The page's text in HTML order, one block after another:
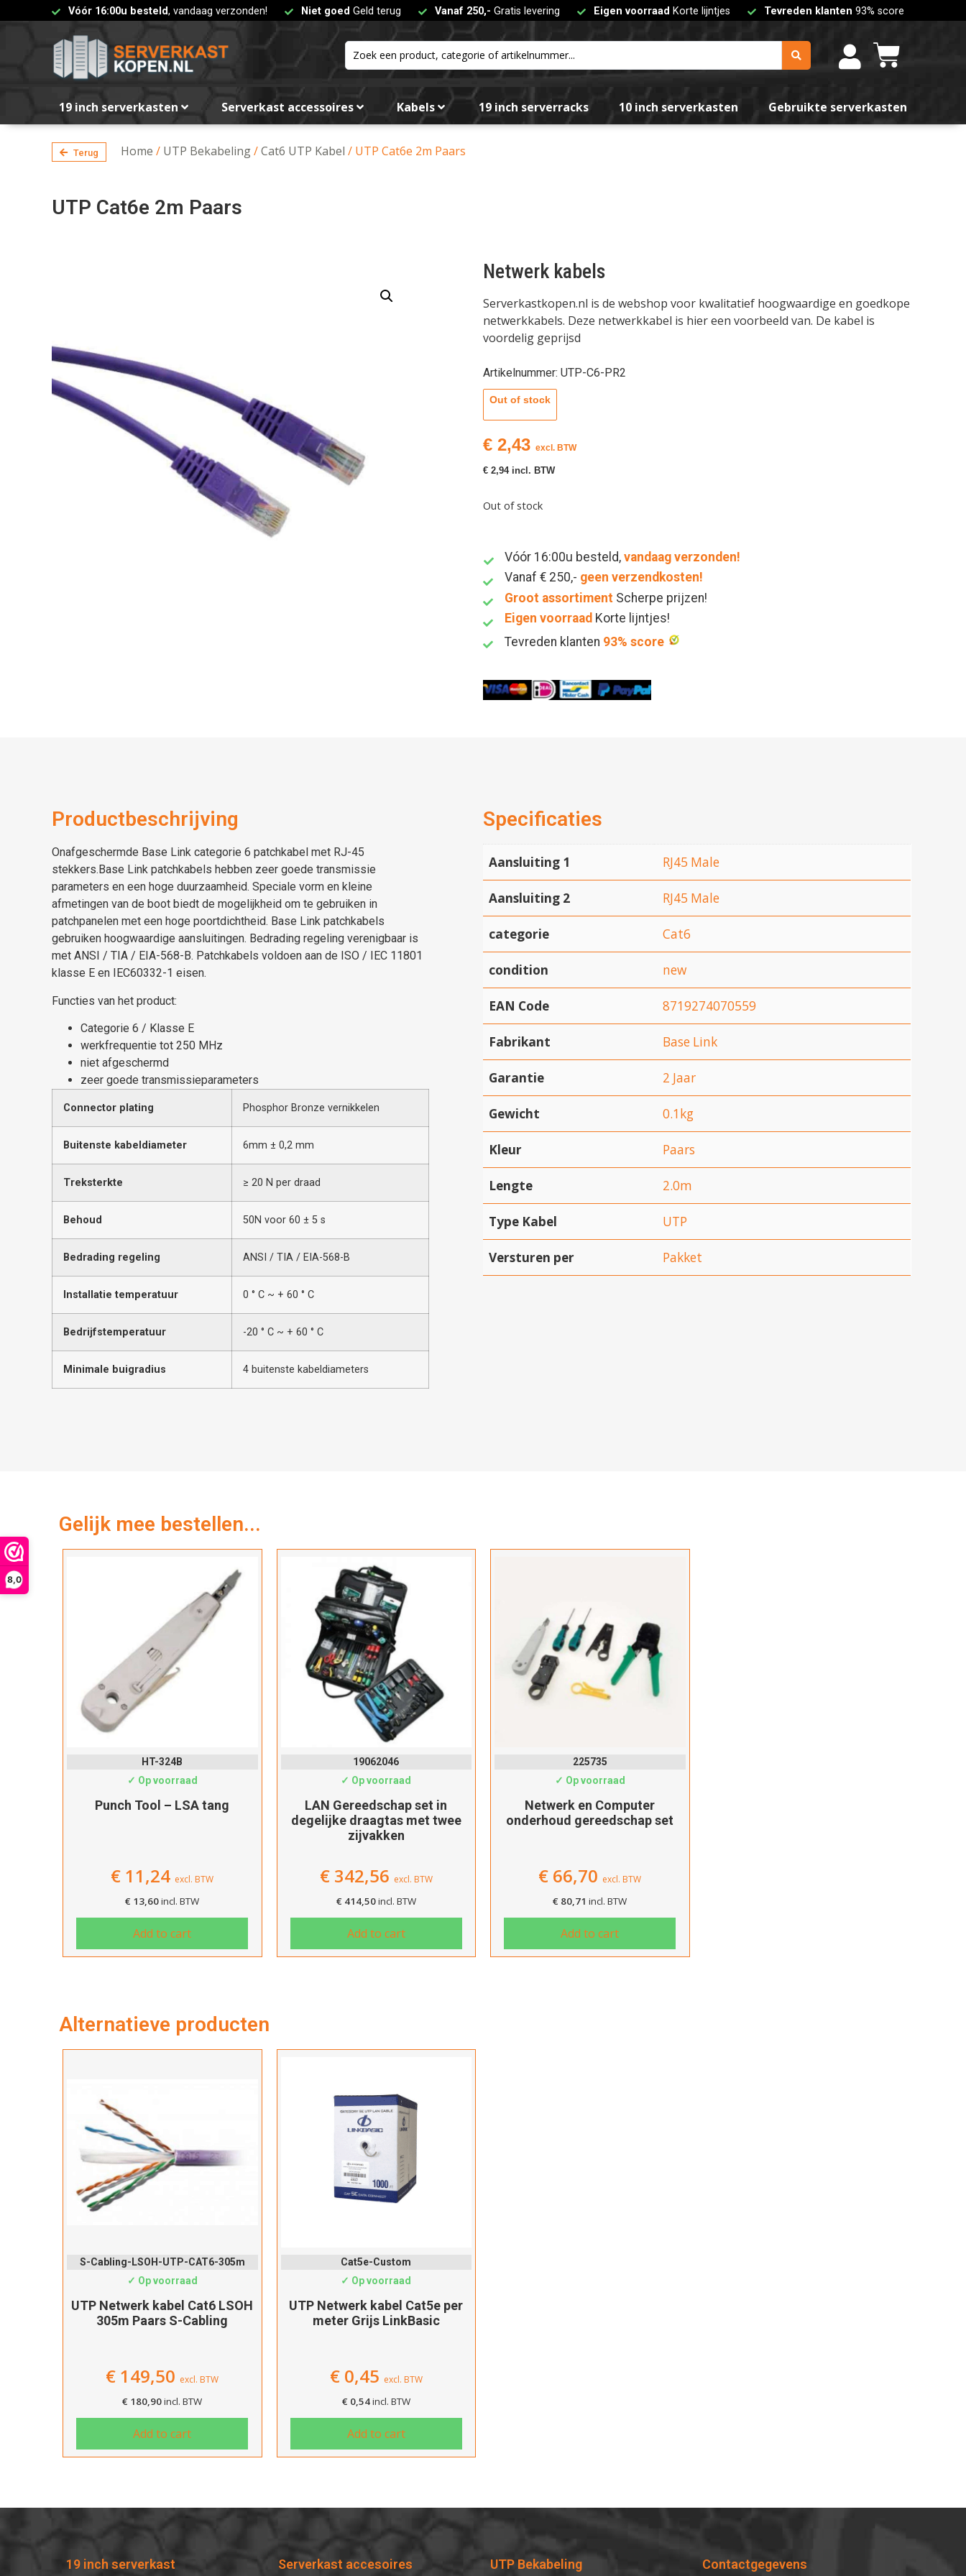
8,0
Vóór 16:00u besteld, vandaag verzonden! Niet goed Geld terug Vanaf 250,- Gratis levering Eigen voorraad Korte lijntjes Tevreden klanten 93% score
19 inch serverkasten Serverkast accessoires Kabels 19 inch serverracks 10 inch serverkasten Gebruikte serverkasten
Terug Home / UTP Bekabeling/Cat6 UTP Kabel / UTP Cat6e 2m Paars
UTP Cat6e 2m Paars
Netwerk kabels
Serverkastkopen.nl is de webshop voor kwalitatief hoogwaardige en goedkope
netwerkkabels. Deze netwerkkabel is hier een voorbeeld van. De kabel is
voordelig geprijsd
Artikelnummer: UTP-C6-PR2
Out of stock
€ 2,43 excl. BTW
€ 2,94 incl. BTW
Out of stock
Vóór 16:00u besteld, vandaag verzonden!
Vanaf € 250,- geen verzendkosten!
Groot assortiment Scherpe prijzen!
Eigen voorraad Korte lijntjes!
Tevreden klanten 93% score
Productbeschrijving
Onafgeschermde Base Link categorie 6 patchkabel met RJ-45
stekkers.Base Link patchkabels hebben zeer goede transmissie
parameters en een hoge duurzaamheid. Speciale vorm en kleine
afmetingen van de boot biedt de mogelijkheid om te gebruiken in
patchpanelen met een hoge poortdichtheid. Base Link patchkabels
gebruiken hoogwaardige aansluitingen. Bedrading regeling verenigbaar is
met ANSI / TIA / EIA-568-B. Patchkabels voldoen aan de ISO / IEC 11801
klasse E en IEC60332-1 eisen.
Functies van het product:
Categorie 6 / Klasse E
werkfrequentie tot 250 MHz
niet afgeschermd
zeer goede transmissieparameters
Connector plating Phosphor Bronze vernikkelen
Buitenste kabeldiameter 6mm ± 0,2 mm
Treksterkte ≥ 20 N per draad
Behoud 50N voor 60 ± 5 s
Bedrading regeling ANSI / TIA / EIA-568-B
Installatie temperatuur 0 ° C ~ + 60 ° C
Bedrijfstemperatuur -20 ° C ~ + 60 ° C
Minimale buigradius 4 buitenste kabeldiameters
Specificaties
Aansluiting 1 RJ45 Male
Aansluiting 2 RJ45 Male
categorie Cat6
condition new
EAN Code 8719274070559
Fabrikant Base Link
Garantie 2 Jaar
Gewicht 0.1kg
Kleur Paars
Lengte 2.0m
Type Kabel UTP
Versturen per Pakket
Gelijk mee bestellen...
HT-324B
✓ Op voorraad
Punch Tool – LSA tang
€ 11,24 excl. BTW
€ 13,60incl. BTW
Add to cart
19062046
✓ Op voorraad
LAN Gereedschap set in
degelijke draagtas met twee
zijvakken
€342,56 excl. BTW
€ 414,50incl. BTW
Add to cart
225735
✓ Op voorraad
Netwerk en Computer
onderhoud gereedschap set
€ 66,70 excl. BTW
€ 80,71 incl. BTW
Add to cart
Alternatieve producten
S-Cabling-LSOH-UTP-CAT6-305m
✓ Op voorraad
UTP Netwerk kabel Cat6 LSOH
305m Paars S-Cabling
€ 149,50 excl. BTW
€ 180,90incl. BTW
Add to cart
Cat5e-Custom
✓ Op voorraad
UTP Netwerk kabel Cat5e per
meter Grijs LinkBasic
€0,45 excl. BTW
€ 0,54incl. BTW
Add to cart
19 inch serverkast Serverkast accesoires UTP Bekabeling Contactgegevens
Dit product is succesvol toegevoegd aan uw winkelwagen!
Verder winkelen